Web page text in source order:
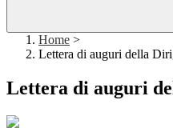
Home >
Lettera di auguri della
Lettera di auguri